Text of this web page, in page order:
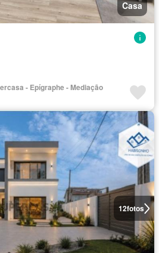
Casa
- Epígraphe - Mediação
12fotos